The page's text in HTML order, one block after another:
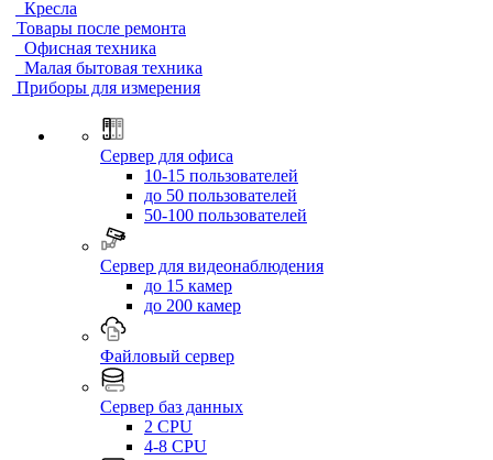
Кресла
Товары после ремонта
Офисная техника
Малая бытовая техника
Приборы для измерения
Сервер для офиса
10-15 пользователей
до 50 пользователей
50-100 пользователей
Сервер для видеонаблюдения
до 15 камер
до 200 камер
Файловый сервер
Сервер баз данных
2 CPU
4-8 CPU